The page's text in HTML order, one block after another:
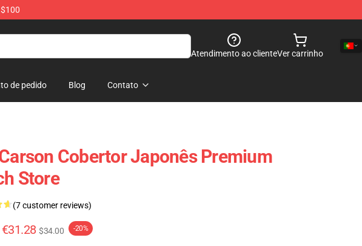
Atendimento ao clienteVer carrinho
de pedido Blog Contato
Cobertor Japonês Premium
Store
(7 customer reviews)
€31.28 $34.00 -20%